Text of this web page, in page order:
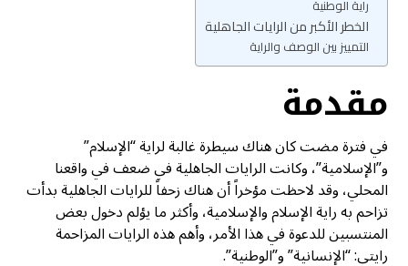
راية الوطنية
الخطر الأكبر من الرايات الجاهلية
التمييز بين الوصف والراية
مقدمة
في فترة مضت كان هناك سيطرة غالبة لراية “الإسلام”
و”الإسلامية”، وكانت الرايات الجاهلية في ضعف في واقعنا
المحلي، وقد لاحظت مؤخراً أن هناك زحفاً للرايات الجاهلية بدأت
تزاحم به راية الإسلام والإسلامية، وأكثر ما يؤلم دخول بعض
المنتسبين للدعوة في هذا الأمر، وأهم هذه الرايات المزاحمة
رايتي: “الإنسانية” و”الوطنية”.